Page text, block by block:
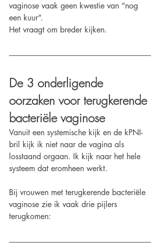
vaginose vaak geen kwestie van “nog
een kuur”.
Het vraagt om breder kijken.
De 3 onderligende
oorzaken voor terugkerende
bacteriële vaginose
Vanuit een systemische kijk en de kPNI-
bril kijk ik niet naar de vagina als
losstaand orgaan. Ik kijk naar het hele
systeem dat eromheen werkt.
Bij vrouwen met terugkerende bacteriële
vaginose zie ik vaak drie pijlers
terugkomen: